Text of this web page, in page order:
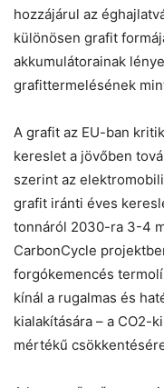
hozzájárul az
különösen grafit
akkumulátorainak
grafittermelésének
A grafit az EU-ban
kereslet a jövőben
szerint az
grafit iránti éves
tonnáról 2030-ra 3-4
CarbonCycle
forgókemencés
kínál a rugalmas és
kialakítására – a CO2-
mértékű